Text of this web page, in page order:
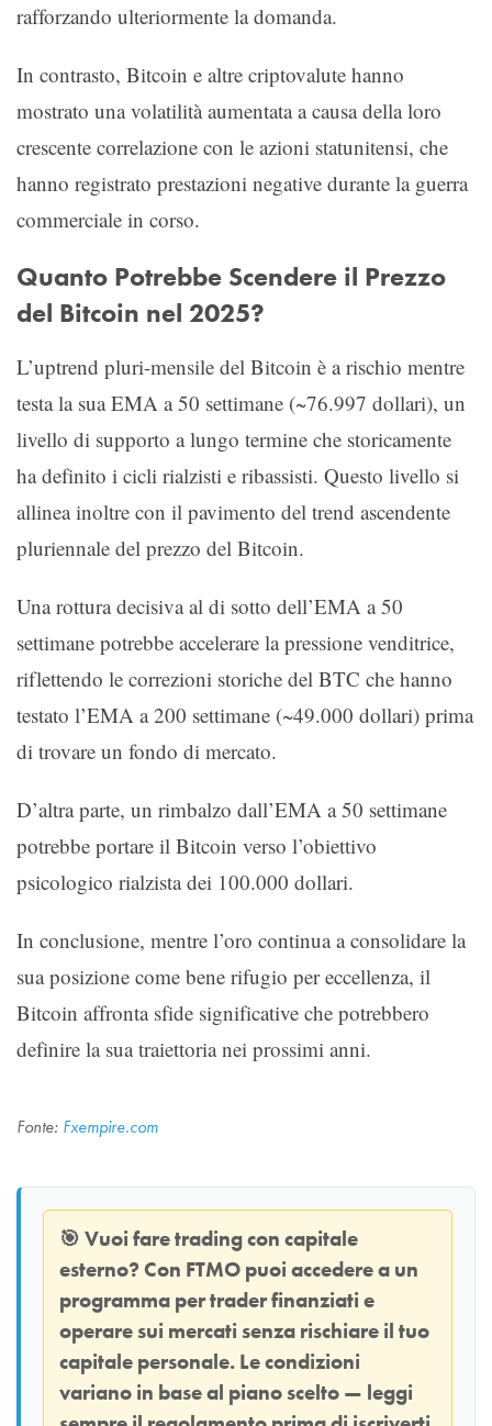
rafforzando ulteriormente la domanda.
In contrasto, Bitcoin e altre criptovalute hanno
mostrato una volatilità aumentata a causa della loro
crescente correlazione con le azioni statunitensi, che
hanno registrato prestazioni negative durante la guerra
commerciale in corso.
Quanto Potrebbe Scendere il Prezzo
del Bitcoin nel 2025?
L’uptrend pluri-mensile del Bitcoin è a rischio mentre
testa la sua EMA a 50 settimane (~76.997 dollari), un
livello di supporto a lungo termine che storicamente
ha definito i cicli rialzisti e ribassisti. Questo livello si
allinea inoltre con il pavimento del trend ascendente
pluriennale del prezzo del Bitcoin.
Una rottura decisiva al di sotto dell’EMA a 50
settimane potrebbe accelerare la pressione venditrice,
riflettendo le correzioni storiche del BTC che hanno
testato l’EMA a 200 settimane (~49.000 dollari) prima
di trovare un fondo di mercato.
D’altra parte, un rimbalzo dall’EMA a 50 settimane
potrebbe portare il Bitcoin verso l’obiettivo
psicologico rialzista dei 100.000 dollari.
In conclusione, mentre l’oro continua a consolidare la
sua posizione come bene rifugio per eccellenza, il
Bitcoin affronta sfide significative che potrebbero
definire la sua traiettoria nei prossimi anni.
Fonte: Fxempire.com
🎯 Vuoi fare trading con capitale
esterno? Con FTMO puoi accedere a un
programma per trader finanziati e
operare sui mercati senza rischiare il tuo
capitale personale. Le condizioni
variano in base al piano scelto — leggi